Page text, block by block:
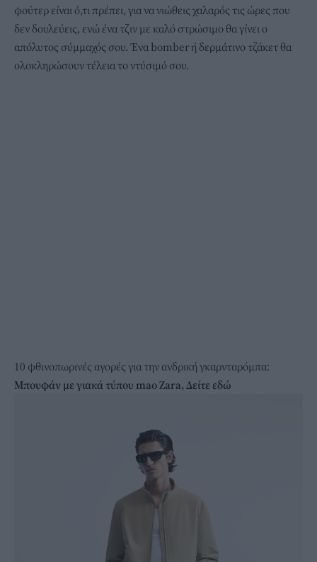
φούτερ είναι ό,τι πρέπει, για να νιώθεις χαλαρός τις ώρες που
δεν δουλεύεις, ενώ ένα τζιν με καλό στρώσιμο θα γίνει ο
απόλυτος σύμμαχός σου. Ένα bomber ή δερμάτινο τζάκετ θα
ολοκληρώσουν τέλεια το ντύσιμό σου.
10 φθινοπωρινές αγορές για την ανδρική γκαρνταρόμπα:
Μπουφάν με γιακά τύπου mao Zara, Δείτε εδώ